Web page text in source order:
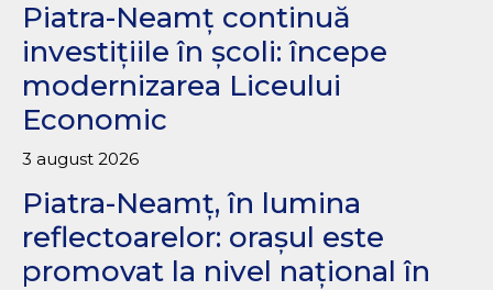
Piatra-Neamț continuă
investițiile în școli: începe
modernizarea Liceului
Economic
3 august 2026
Piatra-Neamț, în lumina
reflectoarelor: orașul este
promovat la nivel național în